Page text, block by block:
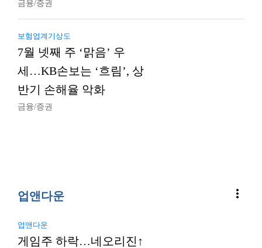
금융/증권
보험업계기상도
7월 넷째 주 ‘맑음’ 우
세…KB손보는 ‘흐림’, 상
반기 손해율 악화
금융/증권
업앤다운 more_vert
업앤다운
게임주 하락…네오리진↑